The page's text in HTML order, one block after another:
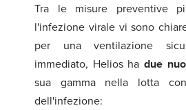
Tra le misure preventive
l'infezione virale vi sono
per una ventilazione
immediato, Helios ha due
sua gamma nella lotta
dell'infezione: